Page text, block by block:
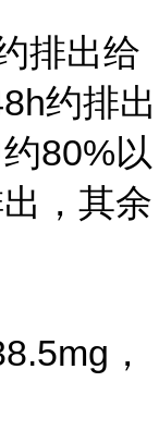
排出给
约排出
80%以
，其余
，